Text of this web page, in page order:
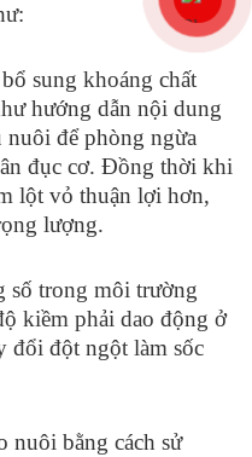
sung khoáng chất
hướng dẫn nội dung
để phòng ngừa
đục cơ. Đồng thời khi
lột vỏ thuận lợi hơn,
lượng.
số trong môi trường
kiềm phải dao động ở
đổi đột ngột làm sốc
nuôi bằng cách sử